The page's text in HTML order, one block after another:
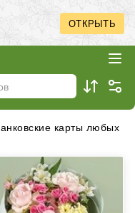
ОТКРЫТЬ
пределах города